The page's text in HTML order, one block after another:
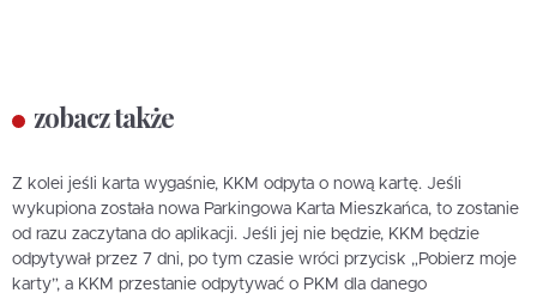
zobacz także
Z kolei jeśli karta wygaśnie, KKM odpyta o nową kartę. Jeśli
wykupiona została nowa Parkingowa Karta Mieszkańca, to zostanie
od razu zaczytana do aplikacji. Jeśli jej nie będzie, KKM będzie
odpytywał przez 7 dni, po tym czasie wróci przycisk „Pobierz moje
karty”, a KKM przestanie odpytywać o PKM dla danego